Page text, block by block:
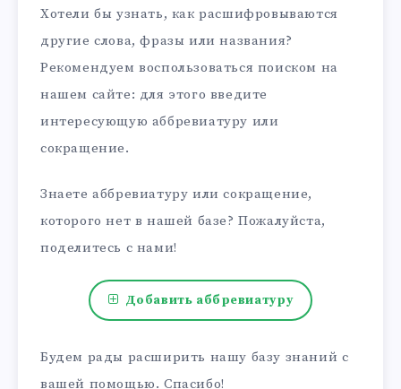
Хотели бы узнать, как расшифровываются
другие слова, фразы или названия?
Рекомендуем воспользоваться поиском на
нашем сайте: для этого введите
интересующую аббревиатуру или
сокращение.
Знаете аббревиатуру или сокращение,
которого нет в нашей базе? Пожалуйста,
поделитесь с нами!
Добавить аббревиатуру
Будем рады расширить нашу базу знаний с
вашей помощью. Спасибо!